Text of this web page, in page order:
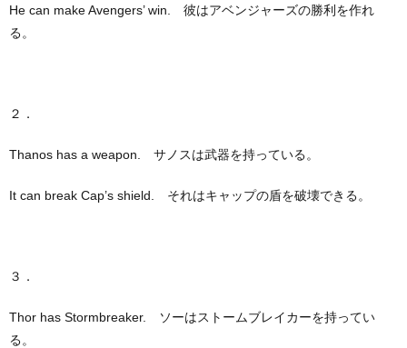
He can make Avengers’ win. 彼はアベンジャーズの勝利を作れ
る。
２．
Thanos has a weapon. サノスは武器を持っている。
It can break Cap’s shield. それはキャップの盾を破壊できる。
３．
Thor has Stormbreaker. ソーはストームブレイカーを持ってい
る。